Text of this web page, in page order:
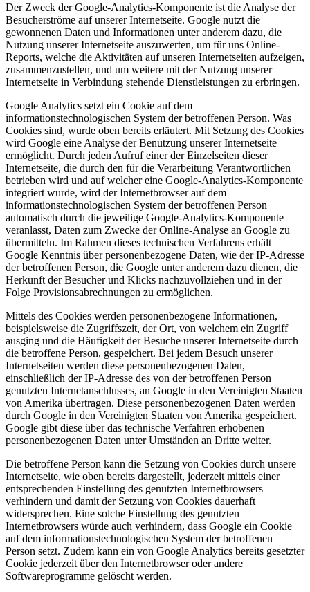
Der Zweck der Google-Analytics-Komponente ist die Analyse der
Besucherströme auf unserer Internetseite. Google nutzt die
gewonnenen Daten und Informationen unter anderem dazu, die
Nutzung unserer Internetseite auszuwerten, um für uns Online-
Reports, welche die Aktivitäten auf unseren Internetseiten aufzeigen,
zusammenzustellen, und um weitere mit der Nutzung unserer
Internetseite in Verbindung stehende Dienstleistungen zu erbringen.
Google Analytics setzt ein Cookie auf dem
informationstechnologischen System der betroffenen Person. Was
Cookies sind, wurde oben bereits erläutert. Mit Setzung des Cookies
wird Google eine Analyse der Benutzung unserer Internetseite
ermöglicht. Durch jeden Aufruf einer der Einzelseiten dieser
Internetseite, die durch den für die Verarbeitung Verantwortlichen
betrieben wird und auf welcher eine Google-Analytics-Komponente
integriert wurde, wird der Internetbrowser auf dem
informationstechnologischen System der betroffenen Person
automatisch durch die jeweilige Google-Analytics-Komponente
veranlasst, Daten zum Zwecke der Online-Analyse an Google zu
übermitteln. Im Rahmen dieses technischen Verfahrens erhält
Google Kenntnis über personenbezogene Daten, wie der IP-Adresse
der betroffenen Person, die Google unter anderem dazu dienen, die
Herkunft der Besucher und Klicks nachzuvollziehen und in der
Folge Provisionsabrechnungen zu ermöglichen.
Mittels des Cookies werden personenbezogene Informationen,
beispielsweise die Zugriffszeit, der Ort, von welchem ein Zugriff
ausging und die Häufigkeit der Besuche unserer Internetseite durch
die betroffene Person, gespeichert. Bei jedem Besuch unserer
Internetseiten werden diese personenbezogenen Daten,
einschließlich der IP-Adresse des von der betroffenen Person
genutzten Internetanschlusses, an Google in den Vereinigten Staaten
von Amerika übertragen. Diese personenbezogenen Daten werden
durch Google in den Vereinigten Staaten von Amerika gespeichert.
Google gibt diese über das technische Verfahren erhobenen
personenbezogenen Daten unter Umständen an Dritte weiter.
Die betroffene Person kann die Setzung von Cookies durch unsere
Internetseite, wie oben bereits dargestellt, jederzeit mittels einer
entsprechenden Einstellung des genutzten Internetbrowsers
verhindern und damit der Setzung von Cookies dauerhaft
widersprechen. Eine solche Einstellung des genutzten
Internetbrowsers würde auch verhindern, dass Google ein Cookie
auf dem informationstechnologischen System der betroffenen
Person setzt. Zudem kann ein von Google Analytics bereits gesetzter
Cookie jederzeit über den Internetbrowser oder andere
Softwareprogramme gelöscht werden.